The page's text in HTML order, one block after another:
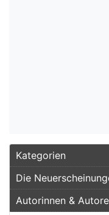
Kategorien
Die
Autorinnen &